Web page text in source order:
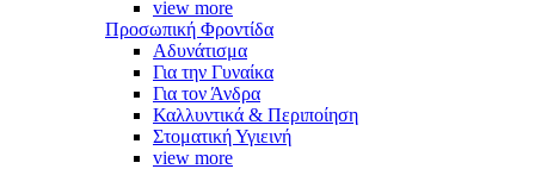
view more
Προσωπική Φροντίδα
Αδυνάτισμα
Για την Γυναίκα
Για τον Άνδρα
Καλλυντικά & Περιποίηση
Στοματική Υγιεινή
view more